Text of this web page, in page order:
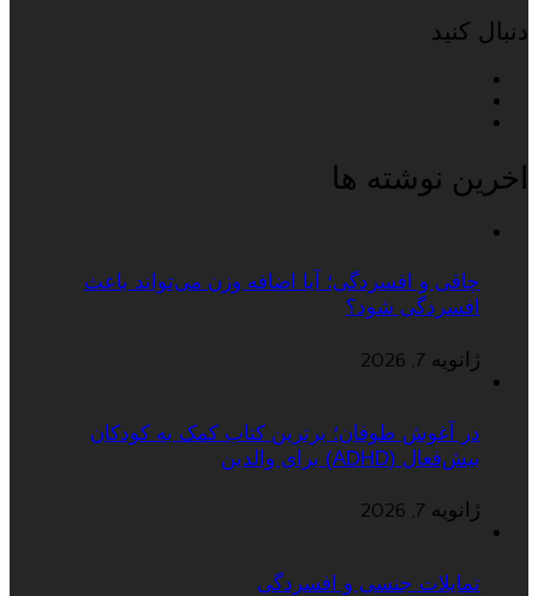
دنبال کنید
اخرین نوشته ها
چاقی و افسردگی؛ آیا اضافه وزن می‌تواند باعث
افسردگی شود؟
ژانویه 7, 2026
در آغوش طوفان؛ برترین کتاب کمک به کودکان
بیش‌فعال (ADHD) برای والدین
ژانویه 7, 2026
تمایلات جنسی و افسردگی